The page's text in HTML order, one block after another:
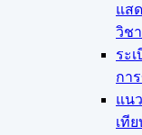
แส
วิช
ระ
กา
แน
เที